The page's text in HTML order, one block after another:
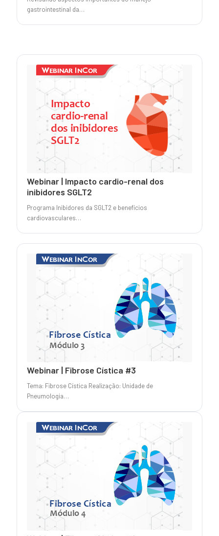
gastrointestinal da…
Webinar | Impacto cardio-renal dos
inibidores SGLT2
Programa Inibidores da SGLT2 e benefícios
cardiovasculares…
Webinar | Fibrose Cística #3
Tema: Fibrose Cística Realização: Unidade de
Pneumologia…